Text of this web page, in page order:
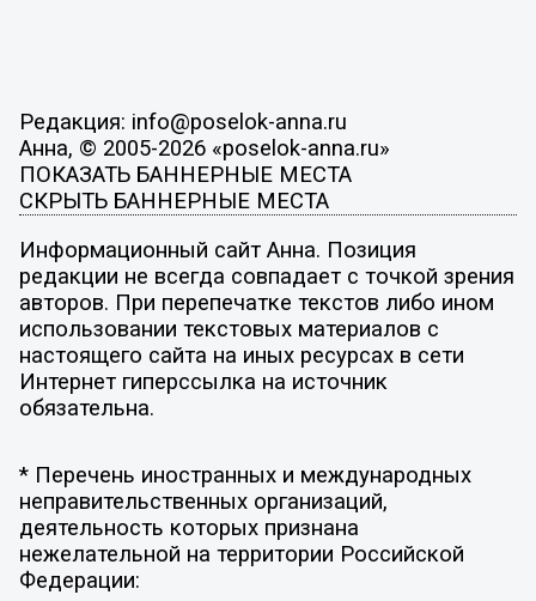
Редакция: info@poselok-anna.ru
Анна, © 2005-2026 «poselok-anna.ru»
ПОКАЗАТЬ БАННЕРНЫЕ МЕСТА
СКРЫТЬ БАННЕРНЫЕ МЕСТА
Информационный сайт Анна. Позиция
редакции не всегда совпадает с точкой зрения
авторов. При перепечатке текстов либо ином
использовании текстовых материалов с
настоящего сайта на иных ресурсах в сети
Интернет гиперссылка на источник
обязательна.
* Перечень иностранных и международных
неправительственных организаций,
деятельность которых признана
нежелательной на территории Российской
Федерации: